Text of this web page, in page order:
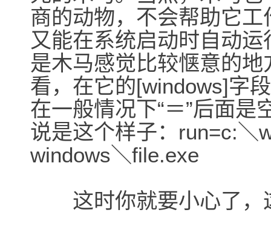
商的动物，不会帮助它
又能在系统启动时自动
是木马感觉比较惬意的
看，在它的[windows]字
在一般情况下“＝”后面
说是这个样子：run=c:＼
windows＼file.exe
这时你就要小心了，